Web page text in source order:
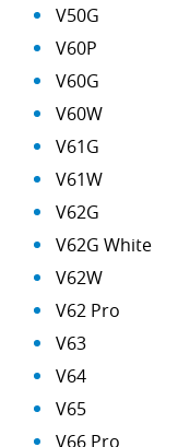
V50G
V60P
V60G
V60W
V61G
V61W
V62G
V62G White
V62W
V62 Pro
V63
V64
V65
V66 Pro